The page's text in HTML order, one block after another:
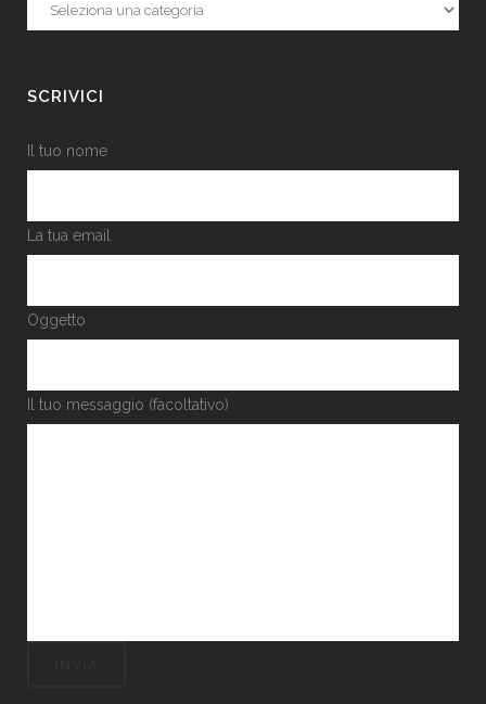
SCRIVICI
Il tuo nome
La tua email
Oggetto
Il tuo messaggio (facoltativo)